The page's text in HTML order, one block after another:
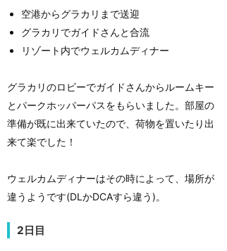
空港からグラカリまで送迎
グラカリでガイドさんと合流
リゾート内でウェルカムディナー
グラカリのロビーでガイドさんからルームキー
とパークホッパーパスをもらいました。部屋の
準備が既に出来ていたので、荷物を置いたり出
来て楽でした！
ウェルカムディナーはその時によって、場所が
違うようです(DLかDCAすら違う)。
2日目